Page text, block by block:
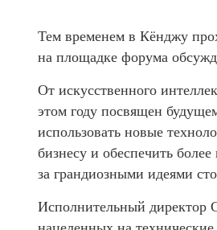
Тем временем в Кёнджу
на площадке форума
От искусственного
этом году посвящен
использовать новые
бизнесу и обеспечить
за грандиозными идеями
Исполнительный директор